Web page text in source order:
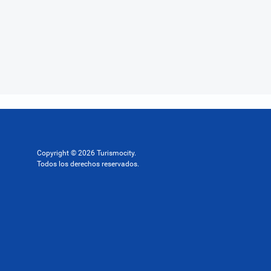
Copyright © 2026 Turismocity.
Todos los derechos reservados.